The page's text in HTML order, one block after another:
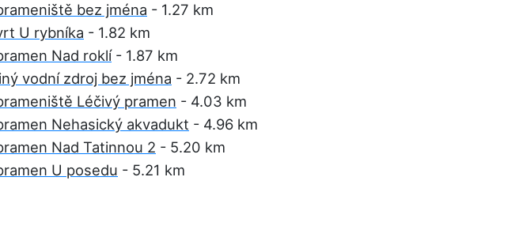
bez jména - 1.27 km
U rybníka - 1.82 km
Nad roklí- 1.87 km
vodní zdroj bez jména - 2.72 km
Léčivý pramen - 4.03 km
Nehasický akvadukt - 4.96 km
Nad Tatinnou 2 - 5.20 km
U posedu - 5.21 km